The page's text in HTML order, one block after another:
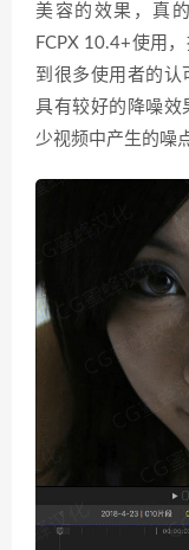
美容的效果，真
FCPX 10.4+使用
到很多使用者的认
具有较好的降噪效
少视频中产生的噪